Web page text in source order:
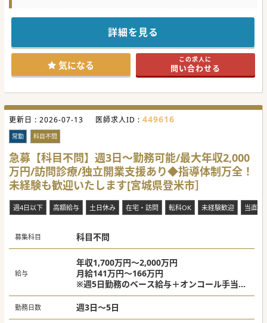
大手法人で福利厚生も充実しております。
ンス重視して
#年度内入職可 #秋入職可
詳細を見る
気になる この求人に
問い合わせる
更新日 : 2026-07-13 医師求人ID : 449616
常勤 科目不問
急募【科目不問】週3日～勤務可能/最大年収2,000
万円/訪問診療/独立開業支援あり◆指導体制万全！
未経験も歓迎いたします[宮城県登米市］
週4日以下 高額給与 土日休み 在宅・訪問 転科OK 未経験歓迎 当直な
募集科目 科目不問
給与
年収1,700万円～2,000万円
月給141万円～166万円
※週5日勤務のベース給与＋オンコール手当な
ど含む(専門診療科・在宅診療経験・保有資格
等により、総合的に判断させていただきます)
※週1回のオンコール待機・出勤手当含む
勤務日数 週3日～5日